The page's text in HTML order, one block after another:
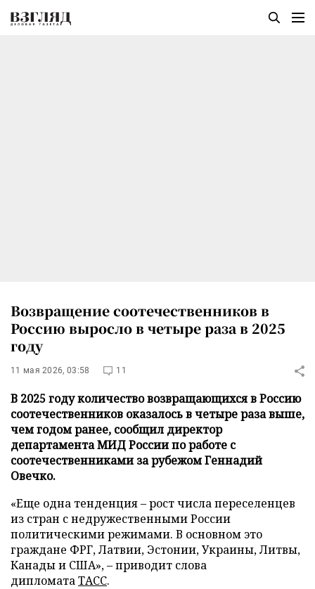
Возвращение соотечественников в
Россию выросло в четыре раза в 2025
году
11 мая 2026, 03:58 11
В 2025 году количество возвращающихся в Россию
соотечественников оказалось в четыре раза выше,
чем годом ранее, сообщил директор
департамента МИД России по работе с
соотечественниками за рубежом Геннадий
Овечко.
«Еще одна тенденция – рост числа переселенцев
из стран с недружественными России
политическими режимами. В основном это
граждане ФРГ, Латвии, Эстонии, Украины, Литвы,
Канады и США», – приводит слова
дипломатаТАСС.